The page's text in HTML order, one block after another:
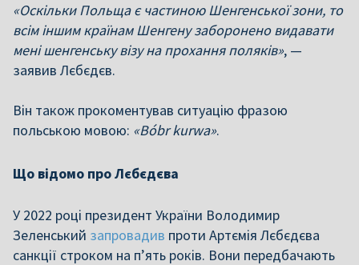
«Оскільки Польща є частиною Шенгенської зони, то
всім іншим країнам Шенгену заборонено видавати
мені шенгенську візу на прохання поляків», —
заявив Лєбєдєв.
Він також прокоментував ситуацію фразою
польською мовою: «Bóbr kurwa».
Що відомо про Лєбєдєва
У 2022 році президент України Володимир
Зеленський запровадив проти Артємія Лєбєдєва
санкції строком на п’ять років. Вони передбачають